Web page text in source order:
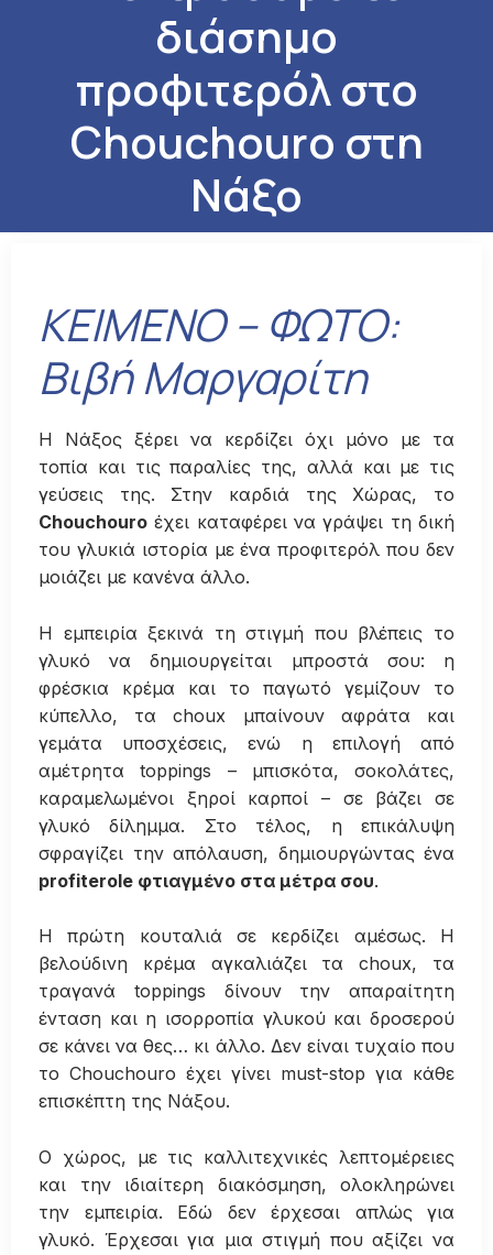
διάσημο
προφιτερόλ στο
Chouchouro στη
Νάξο
ΚΕΙΜΕΝΟ – ΦΩΤΟ:
Βιβή Μαργαρίτη
Η Νάξος ξέρει να κερδίζει όχι μόνο με τα
τοπία και τις παραλίες της, αλλά και με τις
γεύσεις της. Στην καρδιά της Χώρας, το
Chouchouro έχει καταφέρει να γράψει τη δική
του γλυκιά ιστορία με ένα προφιτερόλ που δεν
μοιάζει με κανένα άλλο.
Η εμπειρία ξεκινά τη στιγμή που βλέπεις το
γλυκό να δημιουργείται μπροστά σου: η
φρέσκια κρέμα και το παγωτό γεμίζουν το
κύπελλο, τα choux μπαίνουν αφράτα και
γεμάτα υποσχέσεις, ενώ η επιλογή από
αμέτρητα toppings – μπισκότα, σοκολάτες,
καραμελωμένοι ξηροί καρποί – σε βάζει σε
γλυκό δίλημμα. Στο τέλος, η επικάλυψη
σφραγίζει την απόλαυση, δημιουργώντας ένα
profiterole φτιαγμένο στα μέτρα σου.
Η πρώτη κουταλιά σε κερδίζει αμέσως. Η
βελούδινη κρέμα αγκαλιάζει τα choux, τα
τραγανά toppings δίνουν την απαραίτητη
ένταση και η ισορροπία γλυκού και δροσερού
σε κάνει να θες… κι άλλο. Δεν είναι τυχαίο που
το Chouchouro έχει γίνει must-stop για κάθε
επισκέπτη της Νάξου.
Ο χώρος, με τις καλλιτεχνικές λεπτομέρειες
και την ιδιαίτερη διακόσμηση, ολοκληρώνει
την εμπειρία. Εδώ δεν έρχεσαι απλώς για
γλυκό. Έρχεσαι για μια στιγμή που αξίζει να